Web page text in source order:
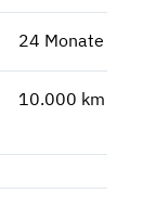
24 Monate
10.000 km